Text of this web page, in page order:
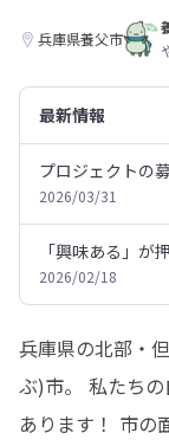
兵庫県養父市
最新情報
プロジェクトの
2026/03/31
「興味ある」が
2026/02/18
兵庫県の北部・
ぶ)市。 私たち
あります！ 市の